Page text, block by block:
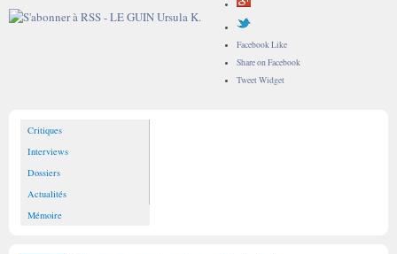
Facebook Like
Share on Facebook
Tweet Widget
Critiques
Interviews
Dossiers
Actualités
Mémoire